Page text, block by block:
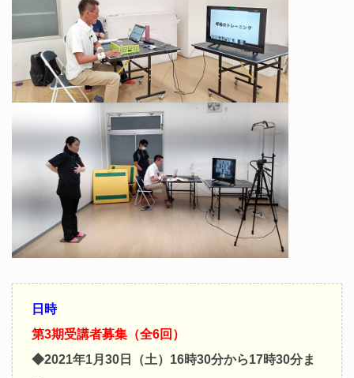
日時
第3期受講者募集（全6回）
◆2021年1月30日（土）16時30分から17時30分ま